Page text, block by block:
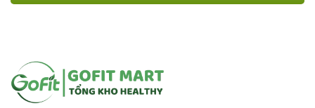
phổ biến. Không chỉ tiện lợi,...